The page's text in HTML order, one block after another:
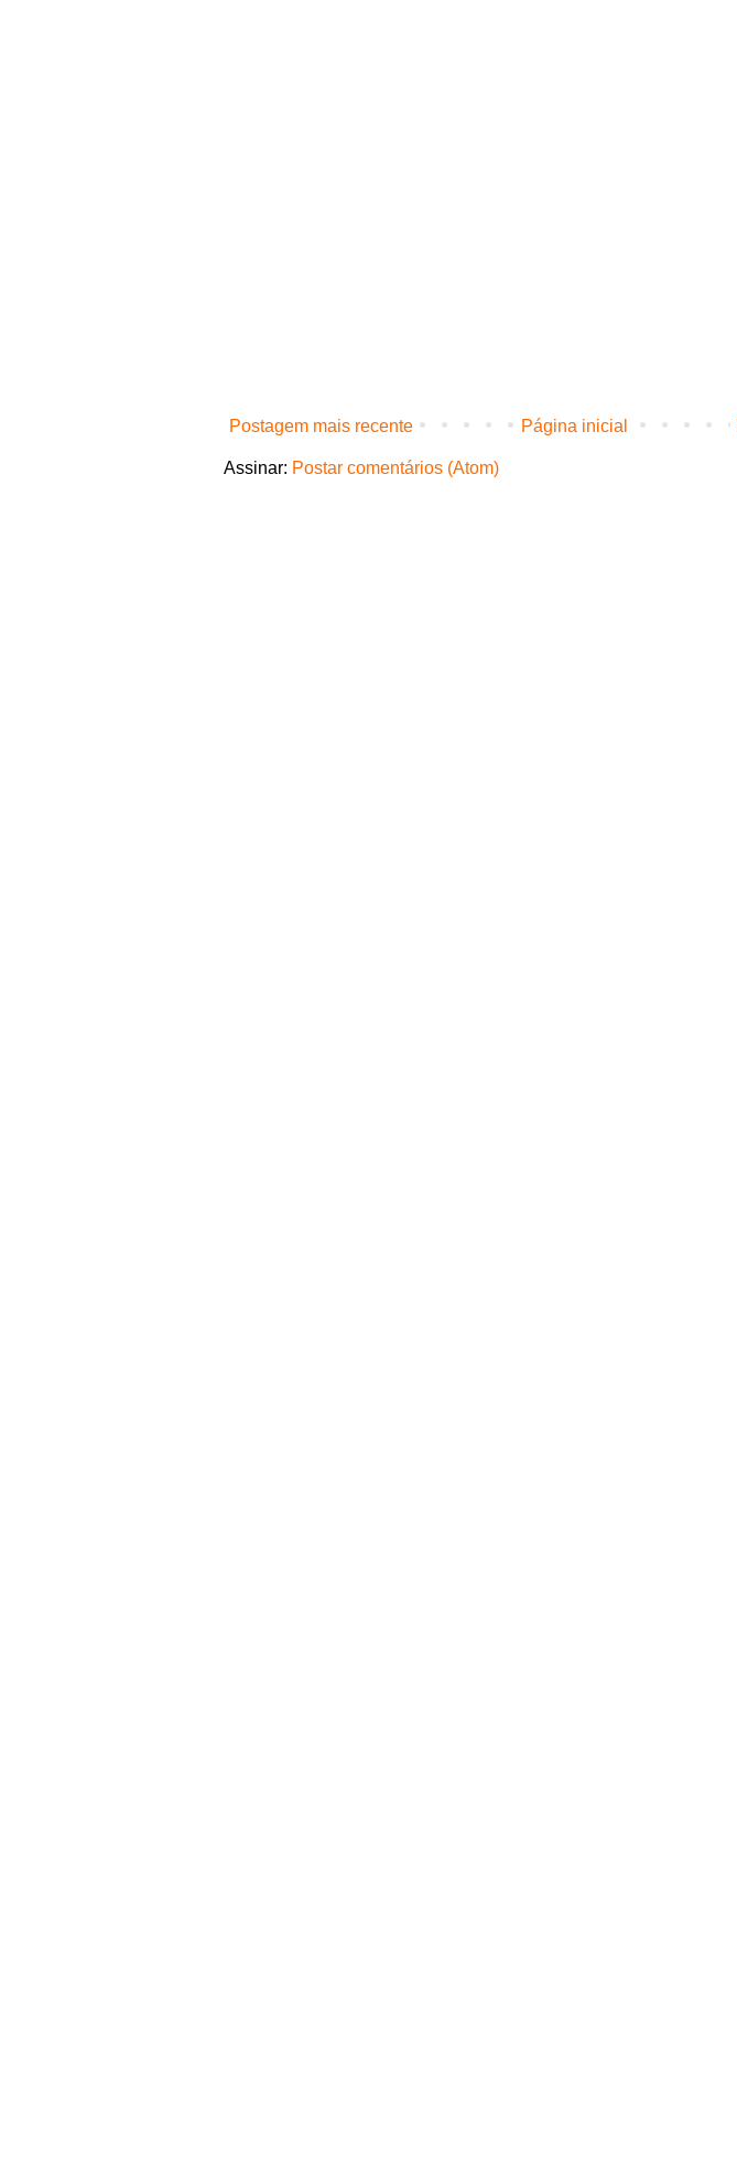
Postagem mais recente Página inicial
Assinar: Postar comentários (Atom)